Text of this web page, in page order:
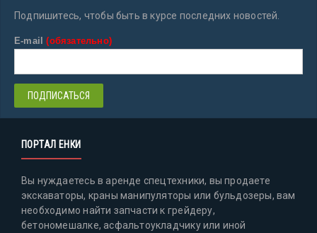
Подпишитесь, чтобы быть в курсе последних новостей.
E-mail(обязательно)
ПОРТАЛ ЕНКИ
Вы нуждаетесь в аренде спецтехники, вы продаете
экскаваторы, краны манипуляторы или бульдозеры, вам
необходимо найти запчасти к грейдеру,
бетономешалке, асфальтоукладчику или иной